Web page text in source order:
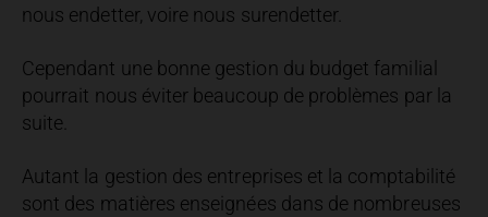
nous endetter, voire nous surendetter.
Cependant une bonne gestion du budget familial
pourrait nous éviter beaucoup de problèmes par la
suite.
Autant la gestion des entreprises et la comptabilité
sont des matières enseignées dans de nombreuses